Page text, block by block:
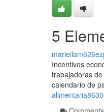
5
Incentivos
trabajadoras
calendario de